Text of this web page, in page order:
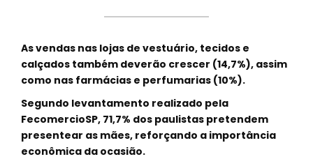
As vendas nas lojas de vestuário, tecidos e
calçados também deverão crescer (14,7%), assim
como nas farmácias e perfumarias (10%).
Segundo levantamento realizado pela
FecomercioSP, 71,7% dos paulistas pretendem
presentear as mães, reforçando a importância
econômica da ocasião.